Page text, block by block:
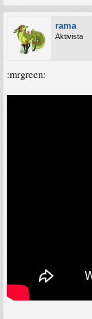
rama
Aktivista
:mrgreen: